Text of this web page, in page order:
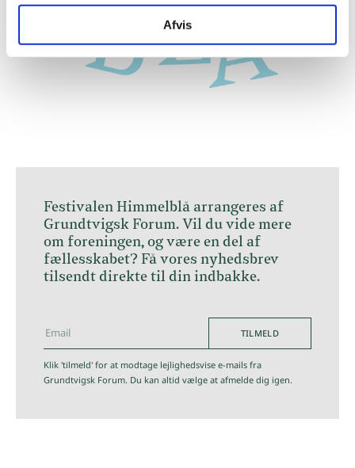
Afvis
Festivalen Himmelblå arrangeres af
Grundtvigsk Forum. Vil du vide mere
om foreningen, og være en del af
fællesskabet? Få vores nyhedsbrev
tilsendt direkte til din indbakke.
TILMELD
Klik 'tilmeld' for at modtage lejlighedsvise e-mails fra
Grundtvigsk Forum. Du kan altid vælge at afmelde dig igen.
hej@grundtvigskforum.dk